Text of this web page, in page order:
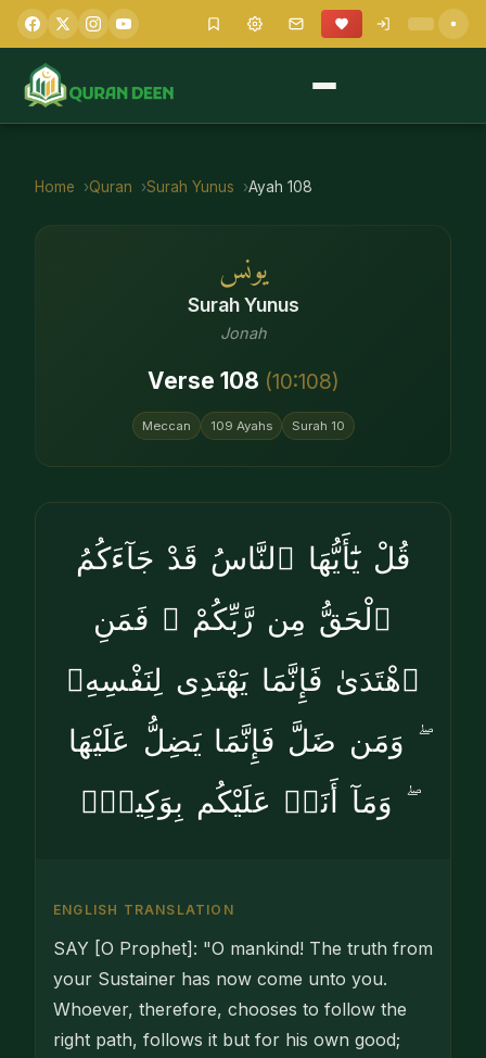
Home Quran Surah Yunus Ayah 108
يونس
SurahYunus
Jonah
Verse 108 (10:108)
Meccan 109 Ayahs Surah 10
قُلْ يَٰٓأَيُّهَا ٱلنَّاسُ قَدْ جَآءَكُمُ
ٱلْحَقُّ مِن رَّبِّكُمْ ۖ فَمَنِ
ٱهْتَدَىٰ فَإِنَّمَا يَهْتَدِى لِنَفْسِهِۦ
ۖ وَمَن ضَلَّ فَإِنَّمَا يَضِلُّ عَلَيْهَا
ۖ وَمَآ أَنَا۠ عَلَيْكُم بِوَكِيلٍۢ
ENGLISH TRANSLATION
SAY [O Prophet]: "O mankind! The truth from
your Sustainer has now come unto you.
Whoever, therefore, chooses to follow the
right path, follows it but for his own good;